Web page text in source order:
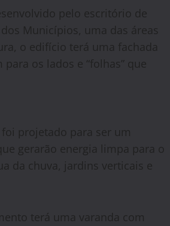
pelo escritório de
Municípios, uma das áreas
o edifício terá uma fachada
os lados e “folhas” que
projetado para ser um
gerarão energia limpa para o
da chuva, jardins verticais e
terá uma varanda com